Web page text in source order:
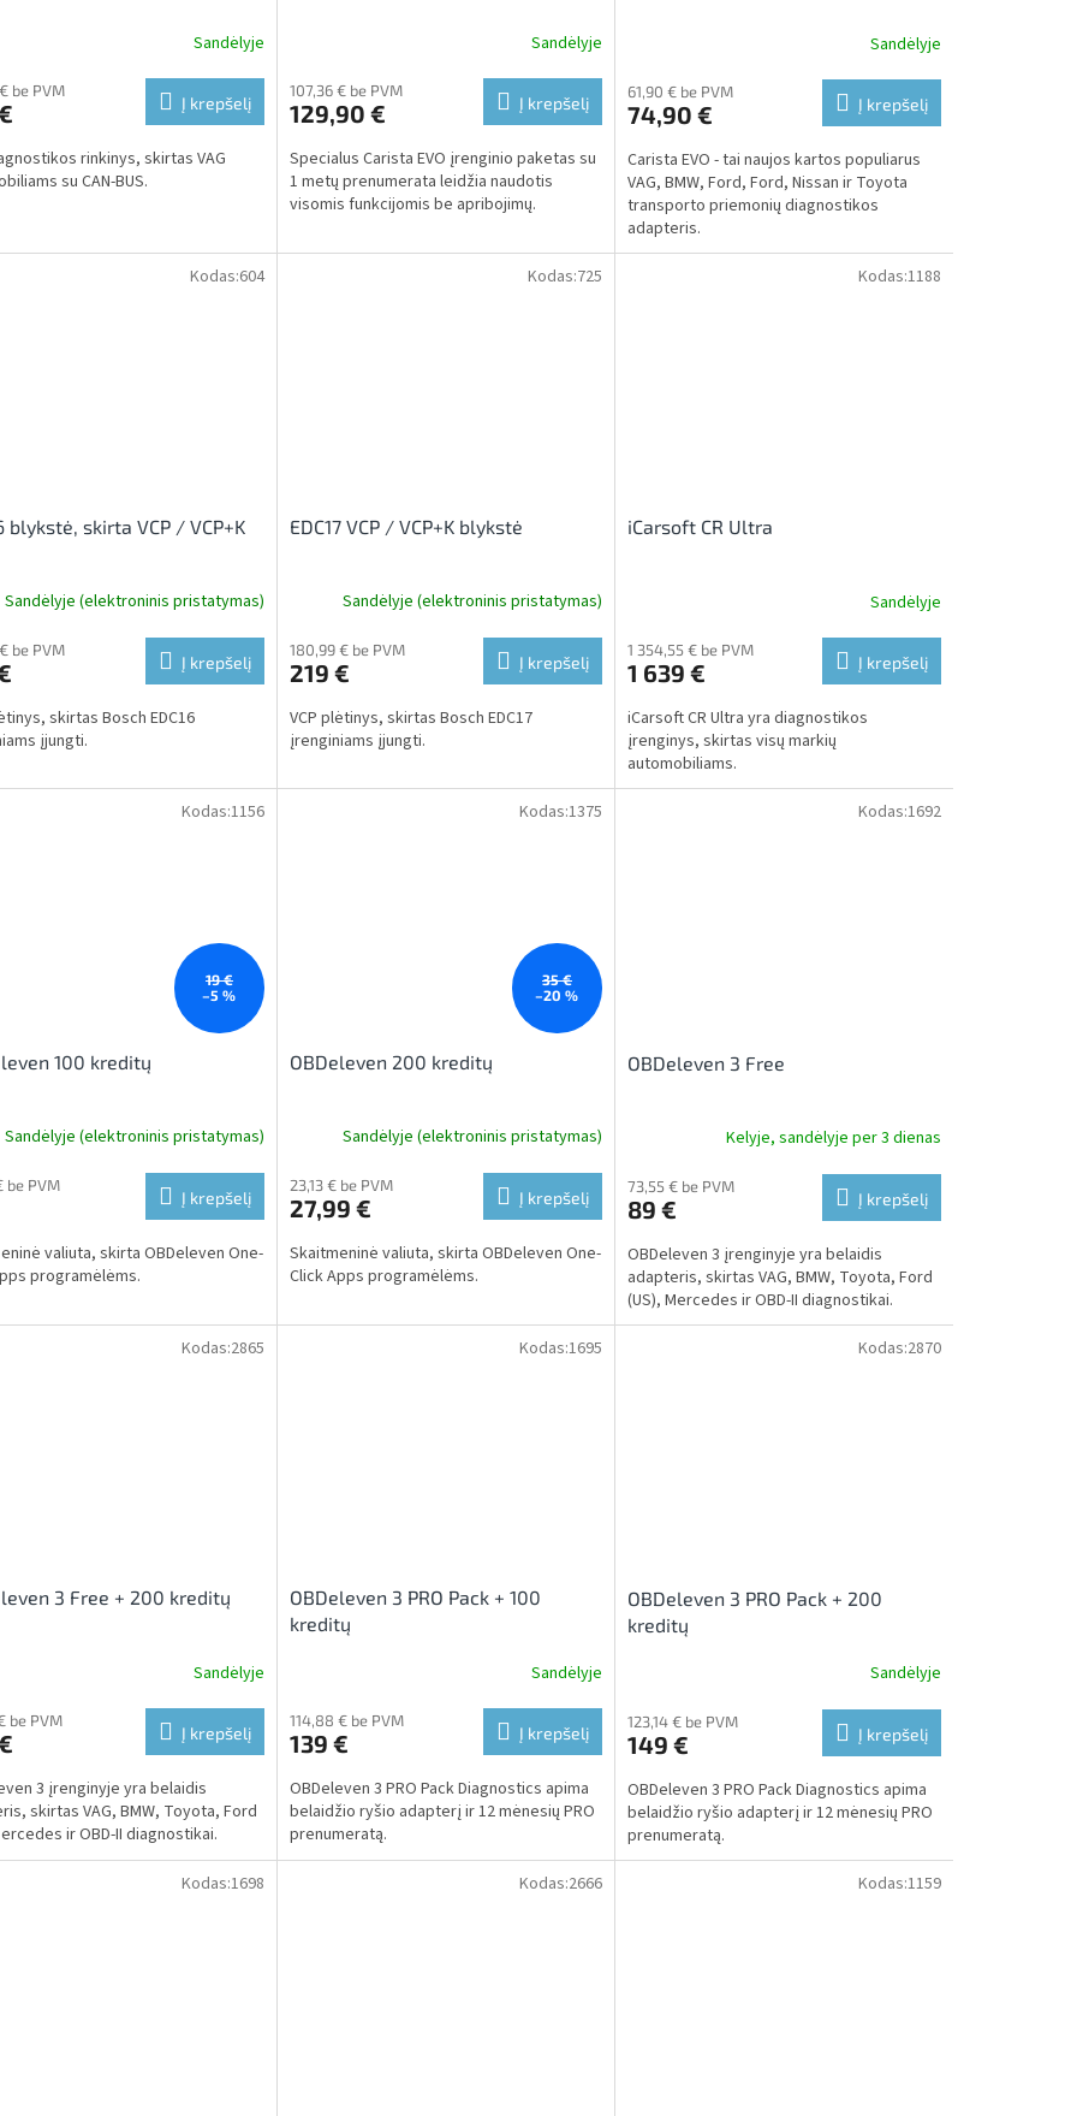
Sandėlyje
be PVM
Į krepšelį
rinkinys, skirtas VAG
su CAN-BUS.
Sandėlyje
107,36 € be PVM
129,90 € Į krepšelį
Specialus Carista EVO įrenginio paketas su
1 metų prenumerata leidžia naudotis
visomis funkcijomis be apribojimų.
Sandėlyje
61,90 € be PVM
74,90 € Į krepšelį
Carista EVO - tai naujos kartos populiarus
VAG, BMW, Ford, Ford, Nissan ir Toyota
transporto priemonių diagnostikos
adapteris.
blykstė, skirta VCP / VCP+K
Sandėlyje (elektroninis pristatymas)
be PVM
Į krepšelį
skirtas Bosch EDC16
įjungti.
Kodas:604
EDC17 VCP / VCP+K blykstė
Sandėlyje (elektroninis pristatymas)
180,99 € be PVM
219 € Į krepšelį
VCP plėtinys, skirtas Bosch EDC17
įrenginiams įjungti.
Kodas:725
iCarsoft CR Ultra
Sandėlyje
1 354,55 € be PVM
1 639 € Į krepšelį
iCarsoft CR Ultra yra diagnostikos
įrenginys, skirtas visų markių
automobiliams.
Kodas:1188
19 €
–5 %
100 kreditų
Sandėlyje (elektroninis pristatymas)
be PVM
Į krepšelį
valiuta, skirta OBDeleven One-
programėlėms.
Kodas:1156
35 €
–20 %
OBDeleven 200 kreditų
Sandėlyje (elektroninis pristatymas)
23,13 € be PVM
27,99 € Į krepšelį
Skaitmeninė valiuta, skirta OBDeleven One-
Click Apps programėlėms.
Kodas:1375
OBDeleven 3 Free
Kelyje, sandėlyje per 3 dienas
73,55 € be PVM
89 € Į krepšelį
OBDeleven 3 įrenginyje yra belaidis
adapteris, skirtas VAG, BMW, Toyota, Ford
(US), Mercedes ir OBD-II diagnostikai.
Kodas:1692
3 Free + 200 kreditų
Sandėlyje
be PVM
Į krepšelį
3 įrenginyje yra belaidis
skirtas VAG, BMW, Toyota, Ford
ir OBD-II diagnostikai.
Kodas:2865
OBDeleven 3 PRO Pack + 100
kreditų
Sandėlyje
114,88 € be PVM
139 € Į krepšelį
OBDeleven 3 PRO Pack Diagnostics apima
belaidžio ryšio adapterį ir 12 mėnesių PRO
prenumeratą.
Kodas:1695
OBDeleven 3 PRO Pack + 200
kreditų
Sandėlyje
123,14 € be PVM
149 € Į krepšelį
OBDeleven 3 PRO Pack Diagnostics apima
belaidžio ryšio adapterį ir 12 mėnesių PRO
prenumeratą.
Kodas:2870
Kodas:1698 Kodas:2666 Kodas:1159